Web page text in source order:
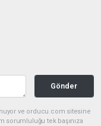
Gönder
ve orducu.com sitesine
sorumluluğu tek başınıza